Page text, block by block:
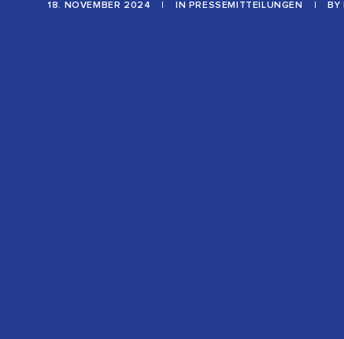
18. NOVEMBER 2024 IN PRESSEMITTEILUNGEN BY